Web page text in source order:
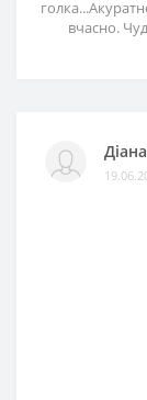
вчасно.
Діана